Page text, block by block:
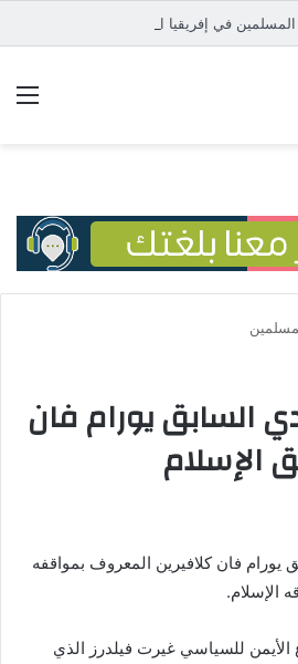
السابق يورام فان
الإسلام
يورام فان كلافيرين المعروف بمواقفه
الإسلام.
الأيمن للسياسي غيرت فيلدرز الذي